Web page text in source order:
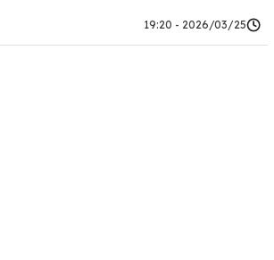
2026/03/25 - 19:20